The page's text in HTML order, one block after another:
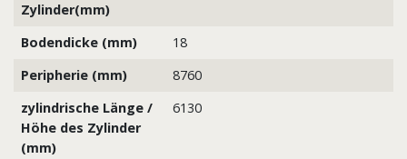
Zylinder(mm)
Bodendicke (mm)
18
Peripherie (mm)
8760
zylindrische Länge /
Höhe des Zylinder
(mm)
6130